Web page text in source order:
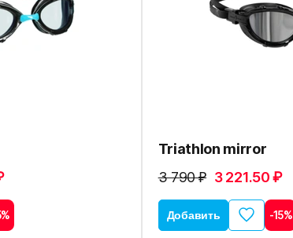
Triathlon mirror
3 790 ₽ 3 221.50 ₽
Добавить -15%